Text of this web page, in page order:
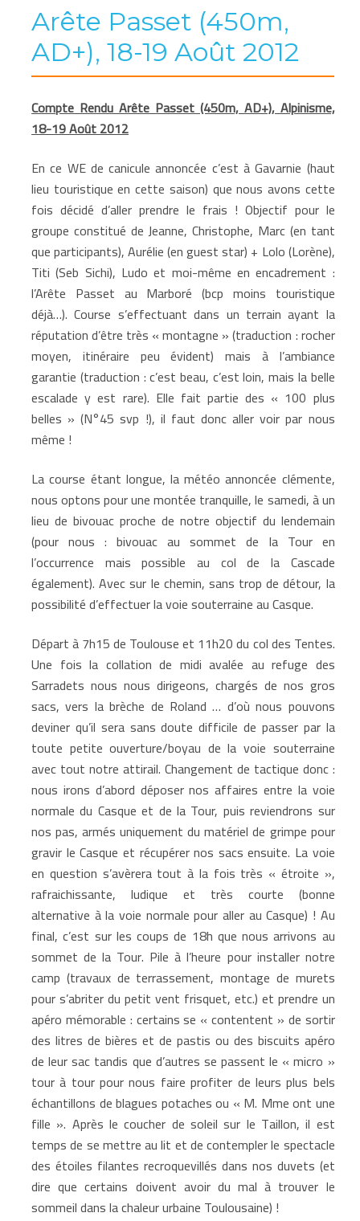
Arête Passet (450m,
AD+), 18-19 Août 2012
Compte Rendu Arête Passet (450m, AD+), Alpinisme,
18-19 Août 2012
En ce WE de canicule annoncée c’est à Gavarnie (haut
lieu touristique en cette saison) que nous avons cette
fois décidé d’aller prendre le frais ! Objectif pour le
groupe constitué de Jeanne, Christophe, Marc (en tant
que participants), Aurélie (en guest star) + Lolo (Lorène),
Titi (Seb Sichi), Ludo et moi-même en encadrement :
l’Arête Passet au Marboré (bcp moins touristique
déjà…). Course s’effectuant dans un terrain ayant la
réputation d’être très « montagne » (traduction : rocher
moyen, itinéraire peu évident) mais à l’ambiance
garantie (traduction : c’est beau, c’est loin, mais la belle
escalade y est rare). Elle fait partie des « 100 plus
belles » (N°45 svp !), il faut donc aller voir par nous
même !
La course étant longue, la météo annoncée clémente,
nous optons pour une montée tranquille, le samedi, à un
lieu de bivouac proche de notre objectif du lendemain
(pour nous : bivouac au sommet de la Tour en
l’occurrence mais possible au col de la Cascade
également). Avec sur le chemin, sans trop de détour, la
possibilité d’effectuer la voie souterraine au Casque.
Départ à 7h15 de Toulouse et 11h20 du col des Tentes.
Une fois la collation de midi avalée au refuge des
Sarradets nous nous dirigeons, chargés de nos gros
sacs, vers la brèche de Roland … d’où nous pouvons
deviner qu’il sera sans doute difficile de passer par la
toute petite ouverture/boyau de la voie souterraine
avec tout notre attirail. Changement de tactique donc :
nous irons d’abord déposer nos affaires entre la voie
normale du Casque et de la Tour, puis reviendrons sur
nos pas, armés uniquement du matériel de grimpe pour
gravir le Casque et récupérer nos sacs ensuite. La voie
en question s’avèrera tout à la fois très « étroite »,
rafraichissante, ludique et très courte (bonne
alternative à la voie normale pour aller au Casque) ! Au
final, c’est sur les coups de 18h que nous arrivons au
sommet de la Tour. Pile à l’heure pour installer notre
camp (travaux de terrassement, montage de murets
pour s’abriter du petit vent frisquet, etc.) et prendre un
apéro mémorable : certains se « contentent » de sortir
des litres de bières et de pastis ou des biscuits apéro
de leur sac tandis que d’autres se passent le « micro »
tour à tour pour nous faire profiter de leurs plus bels
échantillons de blagues potaches ou « M. Mme ont une
fille ». Après le coucher de soleil sur le Taillon, il est
temps de se mettre au lit et de contempler le spectacle
des étoiles filantes recroquevillés dans nos duvets (et
dire que certains doivent avoir du mal à trouver le
sommeil dans la chaleur urbaine Toulousaine) !